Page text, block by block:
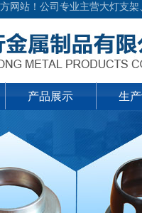
网站！公司专业主营大灯支
产品展示 生